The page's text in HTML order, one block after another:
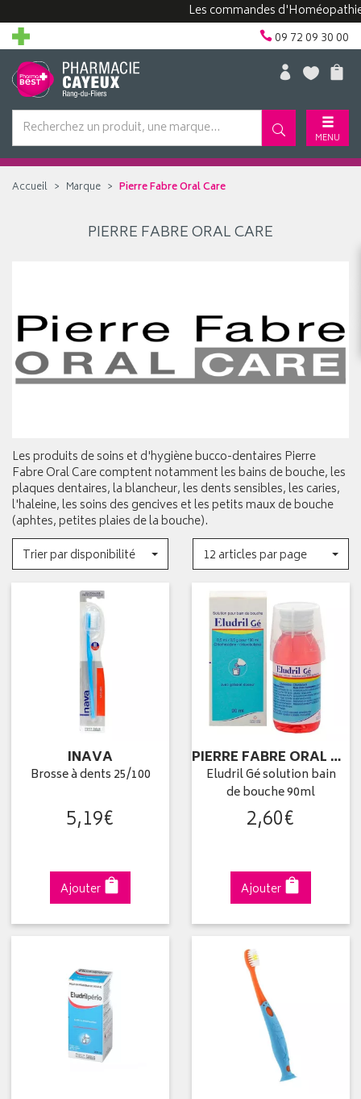
Les commandes d'Homéopathie
09 72 09 30 00
MENU
Accueil Marque Pierre Fabre Oral Care
PIERRE FABRE ORAL CARE
Les produits de soins et d'hygiène bucco-dentaires Pierre
Fabre Oral Care comptent notamment les bains de bouche, les
plaques dentaires, la blancheur, les dents sensibles, les caries,
l'haleine, les soins des gencives et les petits maux de bouche
(aphtes, petites plaies de la bouche).
Trier par disponibilité
12 articles par page
INAVA
Brosse à dents 25/100
5,19€
Ajouter
PIERRE FABRE ORAL CARE
Eludril Gé solution bain
de bouche 90ml
2,60€
Ajouter